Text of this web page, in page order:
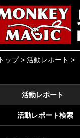
トップ> 活動レポート >
活動レポート
活動レポート検索